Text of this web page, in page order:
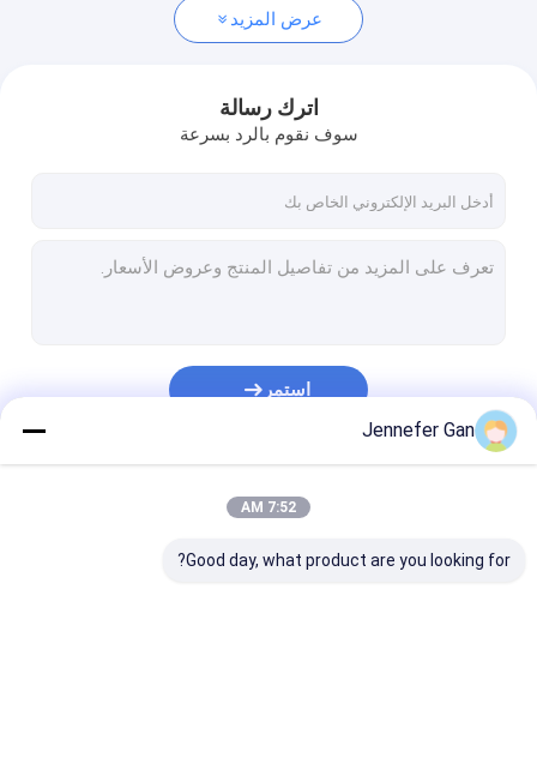
أوراق أكريليك صحية
السياج الحاجز للصوت
أكريليك ناقل الأشعة فوق البنفسجية
عرض المزيد
اترك رسالة
سوف نقوم بالرد بسرعة
استمر
Jennefer Gan
7:52 AM
Good day, what product are you looking for?